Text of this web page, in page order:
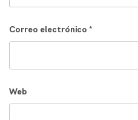
Correo electrónico*
Web